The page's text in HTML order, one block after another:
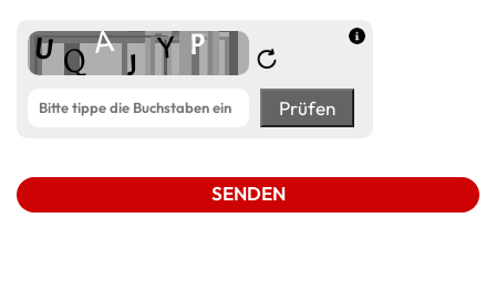
Prüfen
SENDEN